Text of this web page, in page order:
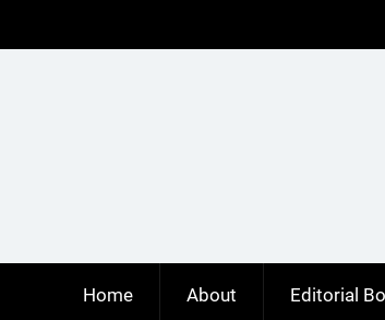
Home About Editorial